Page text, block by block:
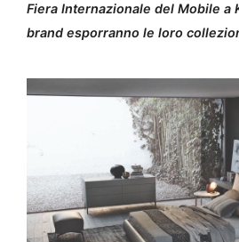
Fiera Internazionale del Mobile a
brand esporranno le loro